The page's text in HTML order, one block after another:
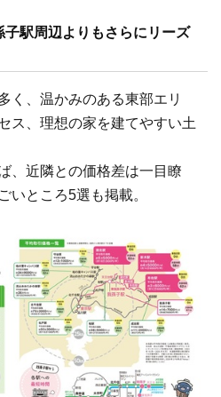
子駅周辺よりもさらにリーズ
く、温かみのある東部エリ
ス、理想の家を建てやすい土
、近隣との価格差は一目瞭
いところ5選も掲載。